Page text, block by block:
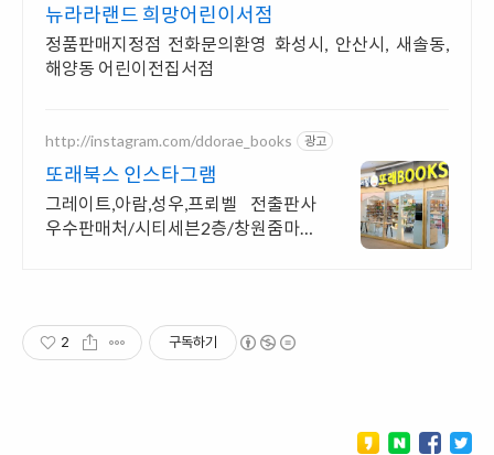
뉴라라랜드 희망어린이서점
정품판매지정점 전화문의환영 화성시, 안산시, 새솔동,
해양동 어린이전집서점
http://instagram.com/ddorae_books 광고
또래북스 인스타그램
그레이트,아람,성우,프뢰벨 전출판사
우수판매처/시티세븐2층/창원줌마협
2 구독하기